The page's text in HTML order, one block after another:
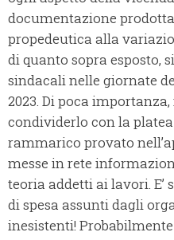
documentazione
propedeutica alla
di quanto sopra esposto,
sindacali nelle giornate
2023. Di poca
condividerlo con la
rammarico provato
messe in rete
teoria addetti ai lavori. E’
di spesa assunti dagli
inesistenti!